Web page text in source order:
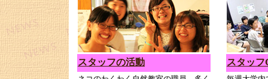
スタッフの活動 スタッフ